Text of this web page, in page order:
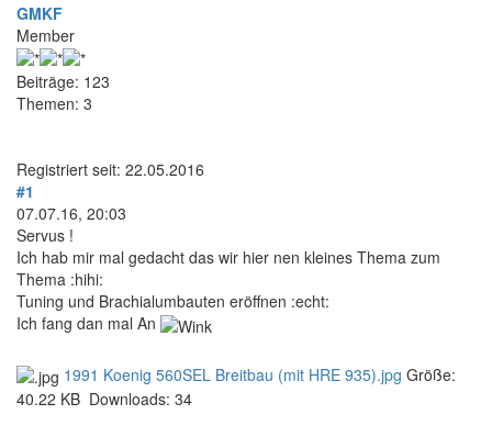
GMKF
Member
Beiträge: 123
Themen: 3
Registriert seit: 22.05.2016
#1
07.07.16, 20:03
Servus !
Ich hab mir mal gedacht das wir hier nen kleines Thema zum
Thema :hihi:
Tuning und Brachialumbauten eröffnen :echt:
Ich fang dan mal An
1991 Koenig 560SEL Breitbau (mit HRE 935).jpg Größe:
40.22 KB Downloads: 34